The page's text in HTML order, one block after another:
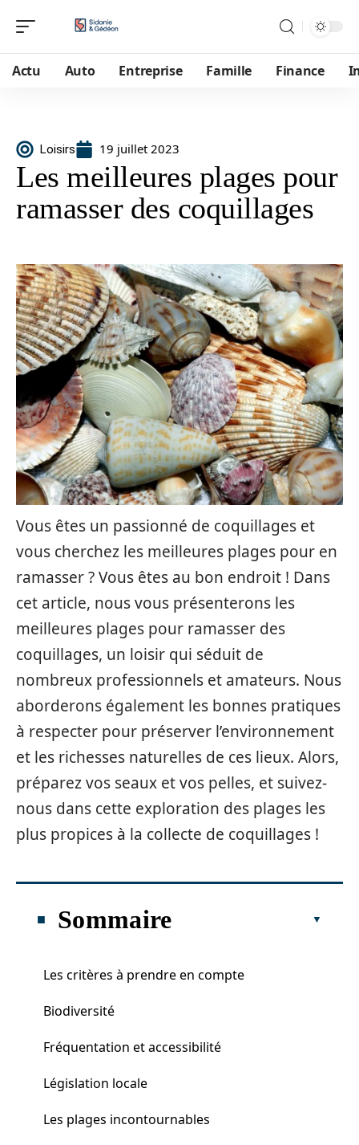
Actu Auto Entreprise Famille Finance
Loisirs 19 juillet 2023
Les meilleures plages pour
ramasser des coquillages
Vous êtes un passionné de coquillages et
vous cherchez les meilleures plages pour en
ramasser ? Vous êtes au bon endroit ! Dans
cet article, nous vous présenterons les
meilleures plages pour ramasser des
coquillages, un loisir qui séduit de
nombreux professionnels et amateurs. Nous
aborderons également les bonnes pratiques
à respecter pour préserver l’environnement
et les richesses naturelles de ces lieux. Alors,
préparez vos seaux et vos pelles, et suivez-
nous dans cette exploration des plages les
plus propices à la collecte de coquillages !
Sommaire
Les critères à prendre en compte
Biodiversité
Fréquentation et accessibilité
Législation locale
Les plages incontournables